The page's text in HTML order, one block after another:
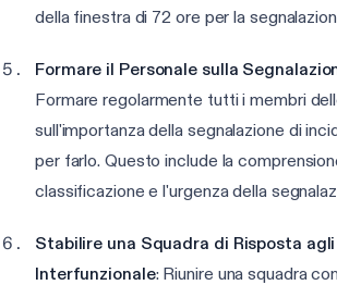
della finestra di 72 ore per la
Formare il Personale sulla
Formare regolarmente tutti i membri
sull'importanza della segnalazione di
per farlo. Questo include la
classificazione e l'urgenza della
Stabilire una Squadra di Risposta
Interfunzionale: Riunire una squadra